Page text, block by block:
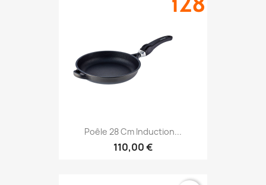
Poêle 28 Cm Induction...
110,00 €